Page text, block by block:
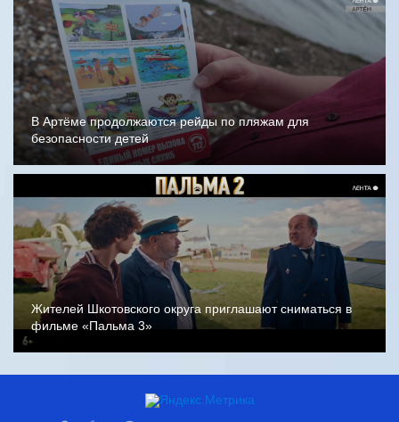
В Артёме продолжаются рейды по пляжам для
безопасности детей
Жителей Шкотовского округа приглашают сниматься в
фильме «Пальма 3»